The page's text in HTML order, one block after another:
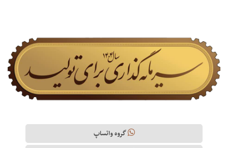
گروه واتساپ